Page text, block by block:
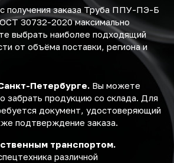
получения заказа Труба ППУ-ПЭ-Б
30732-2020 максимально
выбрать наиболее подходящий
от объёма поставки, региона и
Петербурге. Вы можете
забрать продукцию со склада. Для
документ, удостоверяющий
подтверждение заказа.
транспортом.
различной